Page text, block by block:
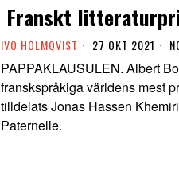
Franskt
IVO HOLMQVIST 27 OKT 2021
PAPPAKLAUSULEN. Albert
franskspråkiga världens mest
tilldelats Jonas Hassen
Paternelle.